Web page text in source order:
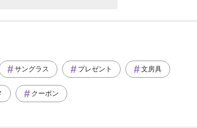
サングラス プレゼント 文房具
クーポン